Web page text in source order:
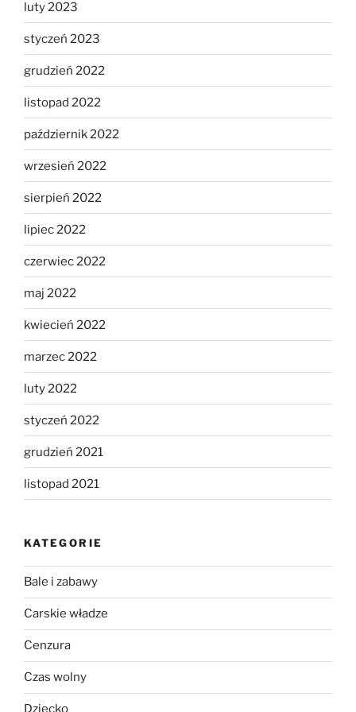
luty 2023
styczeń 2023
grudzień 2022
listopad 2022
październik 2022
wrzesień 2022
sierpień 2022
lipiec 2022
czerwiec 2022
maj 2022
kwiecień 2022
marzec 2022
luty 2022
styczeń 2022
grudzień 2021
listopad 2021
KATEGORIE
Bale i zabawy
Carskie władze
Cenzura
Czas wolny
Dziecko